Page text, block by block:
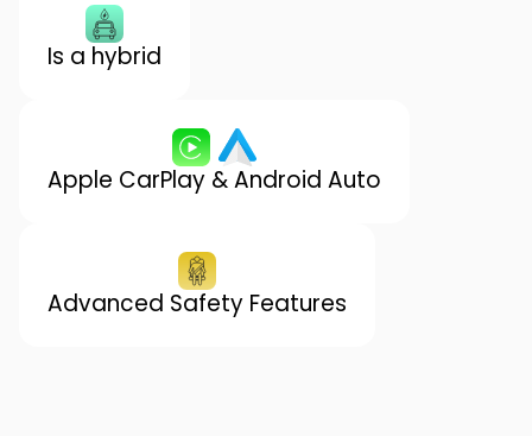
Is a hybrid
Apple CarPlay & Android Auto
Advanced Safety Features